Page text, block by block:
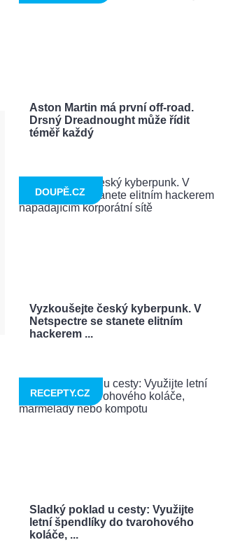
Aston Martin má první off-road.
Drsný Dreadnought může řídit
téměř každý
Vyzkoušejte český kyberpunk. V
Netspectre se stanete elitním
hackerem ...
DOUPĚ.CZ
Sladký poklad u cesty: Využijte
letní špendlíky do tvarohového
koláče, ...
RECEPTY.CZ